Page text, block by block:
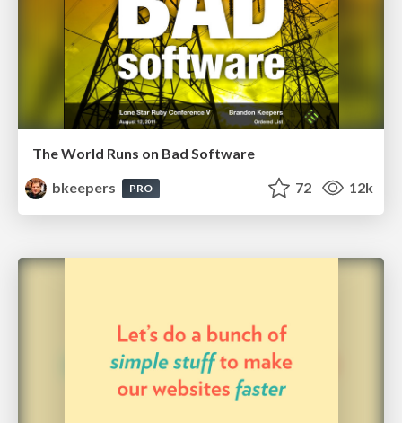
The World Runs on Bad Software
bkeepers
PRO 72 12k